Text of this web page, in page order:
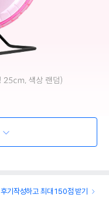
후기작성하고 최대 150점 받기